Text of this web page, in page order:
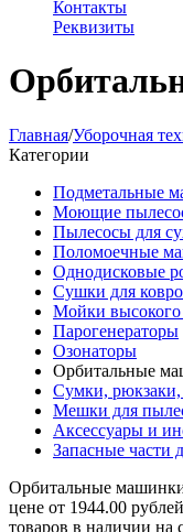
Контакты
Реквизиты
Главная/Уборочная
Категории
Подметальные
Моющие
Пылесосы для
Поломоечные
Однодисковые
Сушки для
Мойки высокого
Парогенераторы
Озонаторы
Орбитальные
Сумки, рюкзаки,
Мешки для
Аксессуары и
Запасные части
Орбитальные
цене от 1944.00
товаров в наличии на